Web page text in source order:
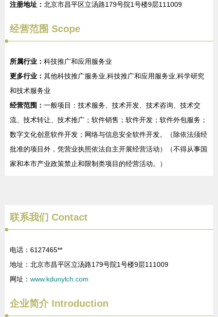
注册地址： 北京市昌平区立汤路179号院1号楼9层111009
经营范围 Scope
所属行业： 科技推广和应用服务业
更多行业： 其他科技推广服务业,科技推广和应用服务业,科学研究
和技术服务业
经营范围： 一般项目：技术服务、技术开发、技术咨询、技术交
流、技术转让、技术推广；软件销售；软件开发；软件外包服务；
数字文化创意软件开发；网络与信息安全软件开发。（除依法须经
批准的项目外，凭营业执照依法自主开展经营活动）（不得从事国
家和本市产业政策禁止和限制类项目的经营活动。）
联系我们 Contact
电话：6127465**
地址：北京市昌平区立汤路179号院1号楼9层111009
网址： www.kdunylch.com
企业简介Introduction